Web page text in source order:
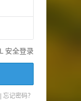
安全登录
忘记密码？